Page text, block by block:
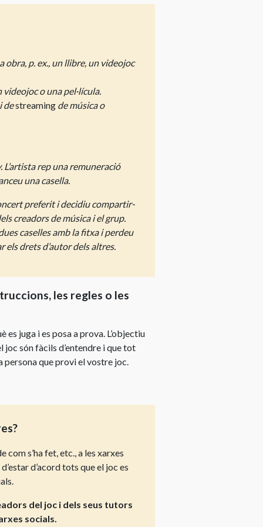
obra, p. ex., un llibre, un videojoc
o una pel·lícula.
destreaming de música o
rep una remuneració
una casella.
preferit i decidiu compartir-
creadors de música i el grup.
caselles amb la fitxa i perdeu
drets d’autor dels altres.
les regles o les
juga i es posa a prova. L’objectiu
joc són fàcils d’entendre i que tot
persona que provi el vostre joc.
s’ha fet, etc., a les xarxes
d’acord tots que el joc es
del joc i dels seus tutors
socials.